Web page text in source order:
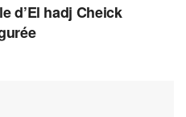
d’El hadj Cheick